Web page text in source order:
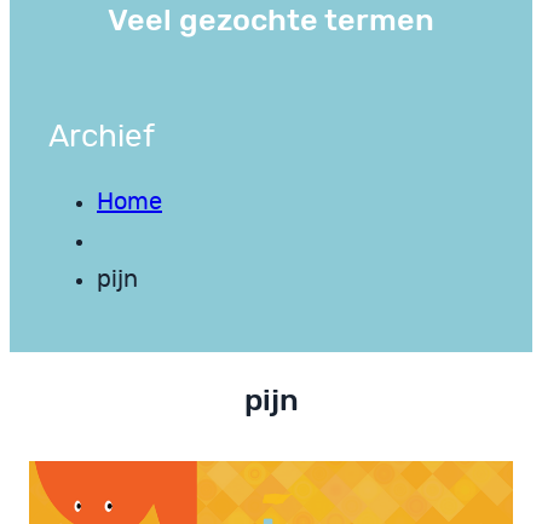
Veel gezochte termen
Archief
Home
pijn
pijn